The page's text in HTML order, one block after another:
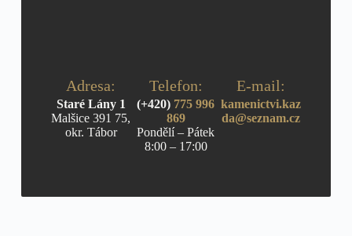
Adresa:
Staré Lány 1
Malšice 391 75,
okr. Tábor
Telefon:
(+420) 775 996
869
Pondělí – Pátek
8:00 – 17:00
E-mail:
kamenictvi.kaz
da@seznam.cz